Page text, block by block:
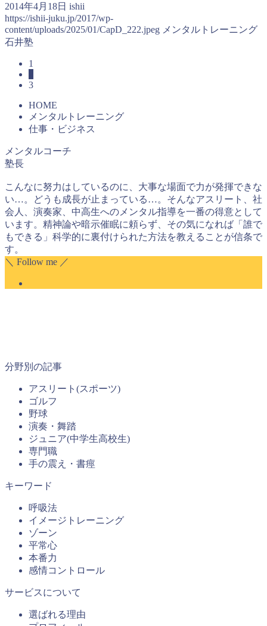
2014年4月18日 ishii
https://ishii-juku.jp/2017/wp-
content/uploads/2025/01/CapD_222.jpeg メンタルトレーニング
石井塾
1
3
HOME
メンタルトレーニング
仕事・ビジネス
メンタルコーチ
塾長
こんなに努力はしているのに、大事な場面で力が発揮できな
い…。どうも成長が止まっている…。そんなアスリート、社
会人、演奏家、中高生へのメンタル指導を一番の得意として
います。精神論や暗示催眠に頼らず、その気になれば「誰で
もできる」科学的に裏付けられた方法を教えることが信条で
す。
＼ Follow me ／
分野別の記事
アスリート(スポーツ)
ゴルフ
野球
演奏・舞踏
ジュニア(中学生高校生)
専門職
手の震え・書痙
キーワード
呼吸法
イメージトレーニング
ゾーン
平常心
本番力
感情コントロール
サービスについて
選ばれる理由